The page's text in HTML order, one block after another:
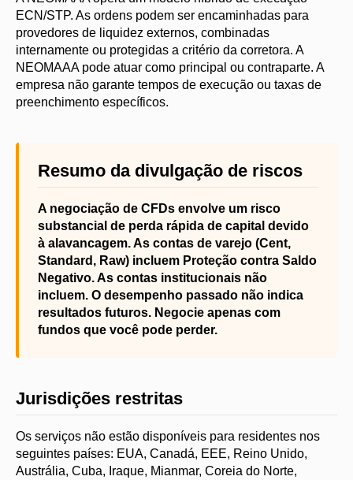
ECN/STP. As ordens podem ser encaminhadas para
provedores de liquidez externos, combinadas
internamente ou protegidas a critério da corretora. A
NEOMAAA pode atuar como principal ou contraparte. A
empresa não garante tempos de execução ou taxas de
preenchimento específicos.
Resumo da divulgação de riscos
A negociação de CFDs envolve um risco
substancial de perda rápida de capital devido
à alavancagem. As contas de varejo (Cent,
Standard, Raw) incluem Proteção contra Saldo
Negativo. As contas institucionais não
incluem. O desempenho passado não indica
resultados futuros. Negocie apenas com
fundos que você pode perder.
Jurisdições restritas
Os serviços não estão disponíveis para residentes nos
seguintes países: EUA, Canadá, EEE, Reino Unido,
Austrália, Cuba, Iraque, Mianmar, Coreia do Norte,